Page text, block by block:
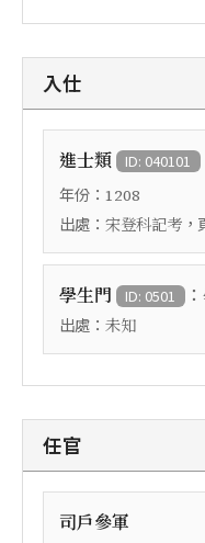
入仕
進士類 ID: 040101
年份： 1208
出處： 宋登科記考 ，
學生門 ID: 0501 ：
出處： 未知
任官
司戶參軍